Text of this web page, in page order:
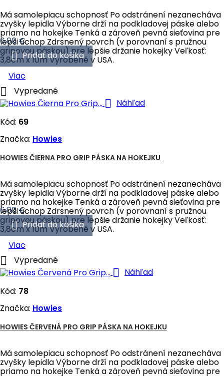
Má samolepiacu schopnosť Po odstránení nezanecháva
zvyšky lepidla Výborne drží na podkladovej páske alebo
priamo na hokejke Tenká a zároveň pevná sieťovina pre
lepši úchop Zdrsnený povrch (v porovnaní s pružnou
gripovou páskou) pre lepšie držanie hokejky Veľkosť:
3,8cm x 10m Vyrobené v USA.
Cena
6,00 €
 Pridať do košika
Viac
 Vypredané
 Náhľad
Kód: 69
Značka: Howies
HOWIES ČIERNA PRO GRIP PÁSKA NA HOKEJKU
Má samolepiacu schopnosť Po odstránení nezanecháva
zvyšky lepidla Výborne drží na podkladovej páske alebo
priamo na hokejke Tenká a zároveň pevná sieťovina pre
lepši úchop Zdrsnený povrch (v porovnaní s pružnou
gripovou páskou) pre lepšie držanie hokejky Veľkosť:
3,8cm x 10m Vyrobené v USA.
Cena
6,00 €
 Pridať do košika
Viac
 Vypredané
 Náhľad
Kód: 78
Značka: Howies
HOWIES ČERVENÁ PRO GRIP PÁSKA NA HOKEJKU
Má samolepiacu schopnosť Po odstránení nezanecháva
zvyšky lepidla Výborne drží na podkladovej páske alebo
priamo na hokejke Tenká a zároveň pevná sieťovina pre